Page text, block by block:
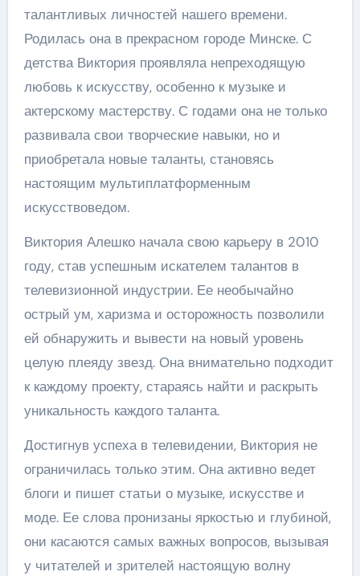
талантливых личностей нашего времени.
Родилась она в прекрасном городе Минске. С
детства Виктория проявляла непреходящую
любовь к искусству, особенно к музыке и
актерскому мастерству. С годами она не только
развивала свои творческие навыки, но и
приобретала новые таланты, становясь
настоящим мультиплатформенным
искусствоведом.
Виктория Алешко начала свою карьеру в 2010
году, став успешным искателем талантов в
телевизионной индустрии. Ее необычайно
острый ум, харизма и осторожность позволили
ей обнаружить и вывести на новый уровень
целую плеяду звезд. Она внимательно подходит
к каждому проекту, стараясь найти и раскрыть
уникальность каждого таланта.
Достигнув успеха в телевидении, Виктория не
ограничилась только этим. Она активно ведет
блоги и пишет статьи о музыке, искусстве и
моде. Ее слова пронизаны яркостью и глубиной,
они касаются самых важных вопросов, вызывая
у читателей и зрителей настоящую волну